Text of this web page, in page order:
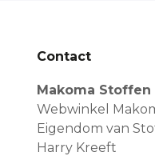
Contact
Makoma Stoffen
Webwinkel
Eigendom van
Harry Kreeft